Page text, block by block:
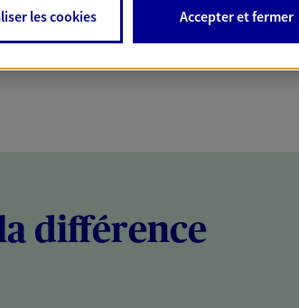
différence
les cookies Accepter et fermer